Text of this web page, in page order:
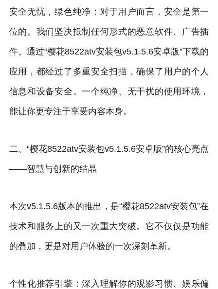
安全无忧，绿色纯净：对于用户而言，安全是第一
位的。我们坚决抵制任何形式的恶意软件、广告插
件。通过“樱花8522atv安装包v5.1.5.6安卓版”下载的
应用，都经过了多重安全扫描，确保了用户的个人
信息和设备安全。一个纯净、无干扰的使用环境，
能让你更专注于享受内容本身。
二、“樱花8522atv安装包v5.1.5.6安卓版”的核心亮点
——智慧与创新的结晶
本次v5.1.5.6版本的推出，是“樱花8522atv安装包”在
技术和服务上的又一次重大突破。它不仅仅是功能
的叠加，更是对用户体验的一次深刻革新。
个性化推荐引擎：深入理解你的观影习惯、娱乐偏